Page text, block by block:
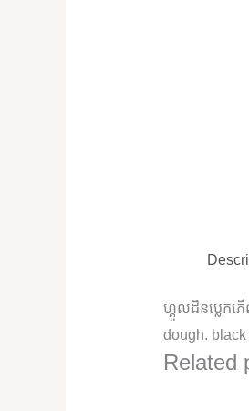
ហ្គូលដិនប្លេកភ
dough.
Related